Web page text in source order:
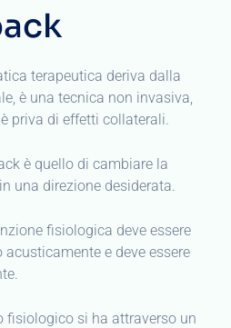
terapeutica deriva dalla
è una tecnica non invasiva,
priva di effetti collaterali.
è quello di cambiare la
una direzione desiderata.
fisiologica deve essere
e deve essere
fisiologico si ha attraverso un